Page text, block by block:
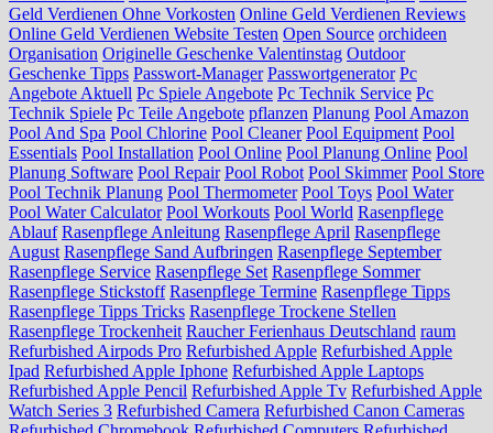
Geld Verdienen Ohne Vorkosten Online Geld Verdienen Reviews
Online Geld Verdienen Website Testen Open Source orchideen
Organisation Originelle Geschenke Valentinstag Outdoor
Geschenke Tipps Passwort-Manager Passwortgenerator Pc
Angebote Aktuell Pc Spiele Angebote Pc Technik Service Pc
Technik Spiele Pc Teile Angebote pflanzen Planung Pool Amazon
Pool And Spa Pool Chlorine Pool Cleaner Pool Equipment Pool
Essentials Pool Installation Pool Online Pool Planung Online Pool
Planung Software Pool Repair Pool Robot Pool Skimmer Pool Store
Pool Technik Planung Pool Thermometer Pool Toys Pool Water
Pool Water Calculator Pool Workouts Pool World Rasenpflege
Ablauf Rasenpflege Anleitung Rasenpflege April Rasenpflege
August Rasenpflege Sand Aufbringen Rasenpflege September
Rasenpflege Service Rasenpflege Set Rasenpflege Sommer
Rasenpflege Stickstoff Rasenpflege Termine Rasenpflege Tipps
Rasenpflege Tipps Tricks Rasenpflege Trockene Stellen
Rasenpflege Trockenheit Raucher Ferienhaus Deutschland raum
Refurbished Airpods Pro Refurbished Apple Refurbished Apple
Ipad Refurbished Apple Iphone Refurbished Apple Laptops
Refurbished Apple Pencil Refurbished Apple Tv Refurbished Apple
Watch Series 3 Refurbished Camera Refurbished Canon Cameras